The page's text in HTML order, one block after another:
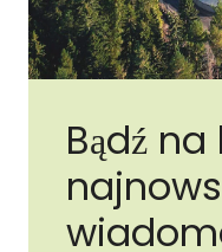
Bądź na